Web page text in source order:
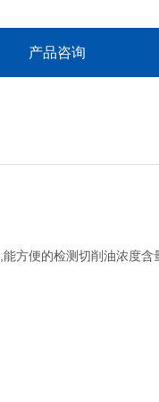
产品咨询
能方便的检测切削油浓度含